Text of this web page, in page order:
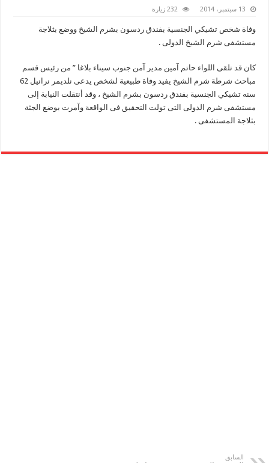
13 سبتمبر، 2014 232 زيارة
وفاة شخص تشيكي الجنسية بفندق ردسون بشرم الشيخ ووضع بثلاجة
مستشفى شرم الشيخ الدولى .
كان قد تلقى اللواء حاتم آمين مدير آمن جنوب سيناء بلاغا ” من رئيس قسم
مباحث شرطة شرم الشيخ يفيد وفاة طبيعية لشخص يدعى نلديمر نرانيل 62
سنه تشيكي الجنسية بفندق ردسون بشرم الشيخ ، وقد أنتقلت النيابة إلى
مستشفى شرم الدولى التى تولت التحقيق فى الواقعة وآمرت بوضع الجثة
بثلاجة المستشفى .
السابق